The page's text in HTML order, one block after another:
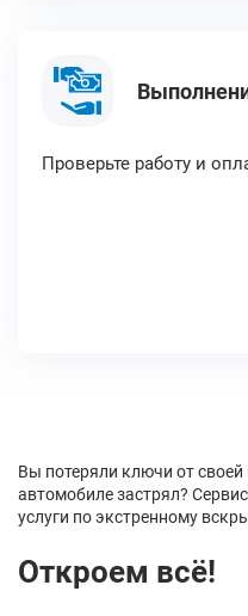
Проверьте работу и
Вы потеряли ключи от
автомобиле застрял?
услуги по экстренному
Откроем всё!